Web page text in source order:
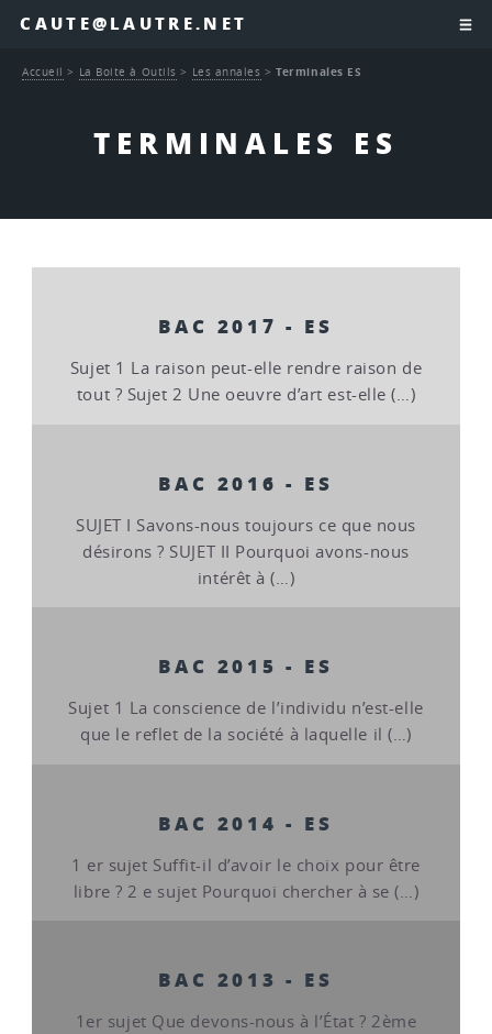
CAUTE@LAUTRE.NET
TERMINALES ES
Accueil > La Boite à Outils > Les annales >Terminales ES
BAC 2017 - ES
Sujet 1 La raison peut-elle rendre raison de
tout ? Sujet 2 Une oeuvre d’art est-elle (…)
BAC 2016 - ES
SUJET I Savons-nous toujours ce que nous
désirons ? SUJET II Pourquoi avons-nous
intérêt à (…)
BAC 2015 - ES
Sujet 1 La conscience de l’individu n’est-elle
que le reflet de la société à laquelle il (…)
BAC 2014 - ES
1 er sujet Suffit-il d’avoir le choix pour être
libre ? 2 e sujet Pourquoi chercher à se (…)
BAC 2013 - ES
1er sujet Que devons-nous à l’État ? 2ème